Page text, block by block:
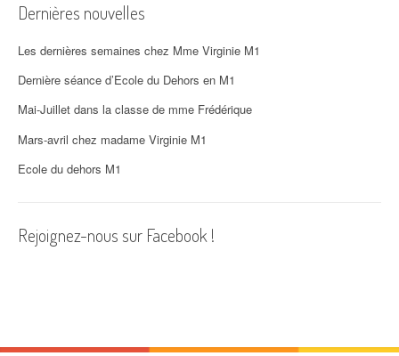
n
d
'
a
r
t
c
Dernières nouvelles
Les dernières semaines chez Mme Virginie M1
Dernière séance d’Ecole du Dehors en M1
Mai-Juillet dans la classe de mme Frédérique
Mars-avril chez madame Virginie M1
Ecole du dehors M1
Rejoignez-nous sur Facebook !